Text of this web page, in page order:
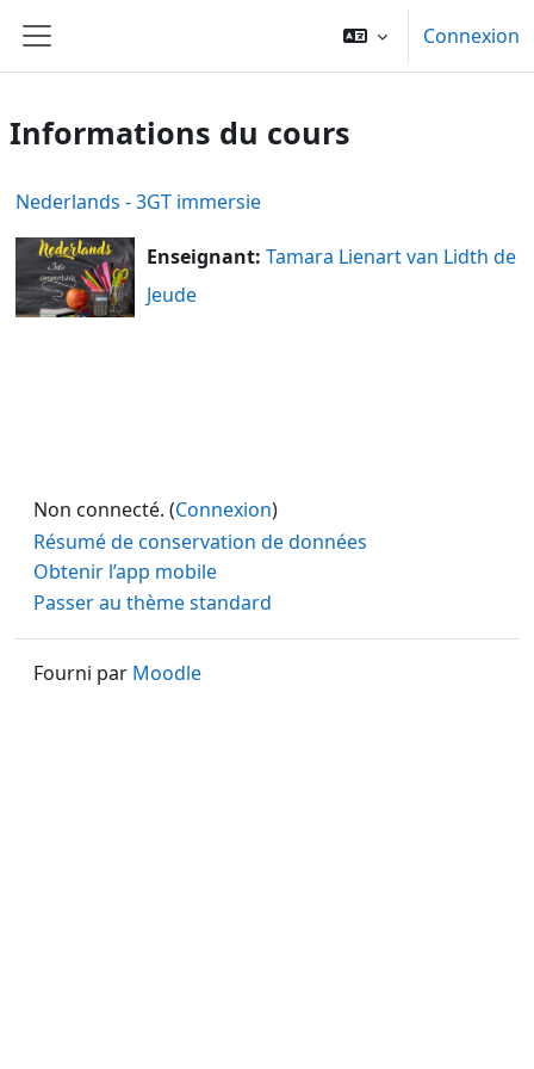
Panneau latéral
Connexion
Informations du cours
Nederlands - 3GT immersie
Enseignant: Tamara Lienart van Lidth de
Jeude
Non connecté. (Connexion)
Résumé de conservation de données
Obtenir l’app mobile
Passer au thème standard
Fourni par Moodle